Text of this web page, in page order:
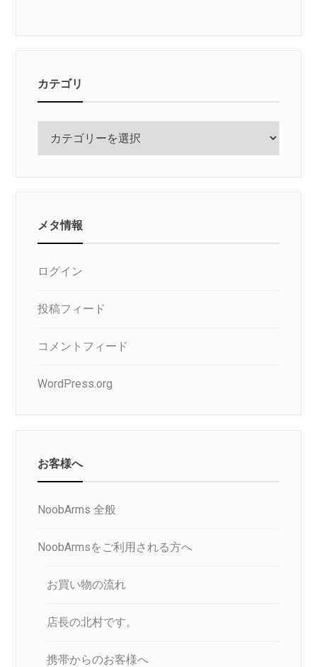
カテゴリ
メタ情報
ログイン
投稿フィード
コメントフィード
WordPress.org
お客様へ
NoobArms 全般
NoobArmsをご利用される方へ
お買い物の流れ
店長の北村です。
携帯からのお客様へ